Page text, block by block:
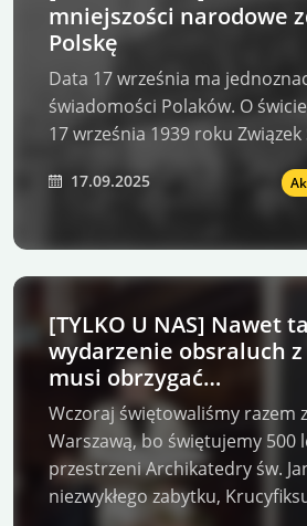
mniejszości narodowe
Polskę
Data 17 września ma
świadomości Polaków. O
17 września 1939 roku
17.09.2025
[TYLKO U NAS] Nawet
wydarzenie obsraluch z
musi obrzygać…
Wczoraj świętowaliśmy razem
Warszawą, bo świętujemy 500
przestrzeni Archikatedry św.
niezwykłego zabytku,